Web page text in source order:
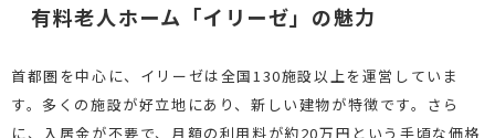
有料老人ホーム「イリーゼ」の魅力
首都圏を中心に、イリーゼは全国130施設以上を運営していま
す。多くの施設が好立地にあり、新しい建物が特徴です。さら
に、入居金が不要で、月額の利用料が約20万円という手頃な価格